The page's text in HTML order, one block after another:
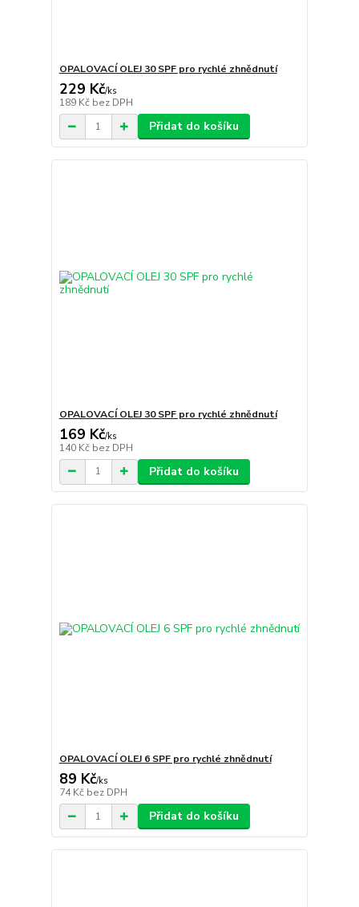
OPALOVACÍ OLEJ 30 SPF pro rychlé zhnědnutí
229 Kč/ks
189 Kč bez DPH
Přidat do košíku
OPALOVACÍ OLEJ 30 SPF pro rychlé zhnědnutí
169 Kč/ks
140 Kč bez DPH
Přidat do košíku
OPALOVACÍ OLEJ 6 SPF pro rychlé zhnědnutí
89 Kč/ks
74 Kč bez DPH
Přidat do košíku